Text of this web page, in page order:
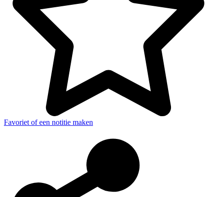
Favoriet of een notitie maken